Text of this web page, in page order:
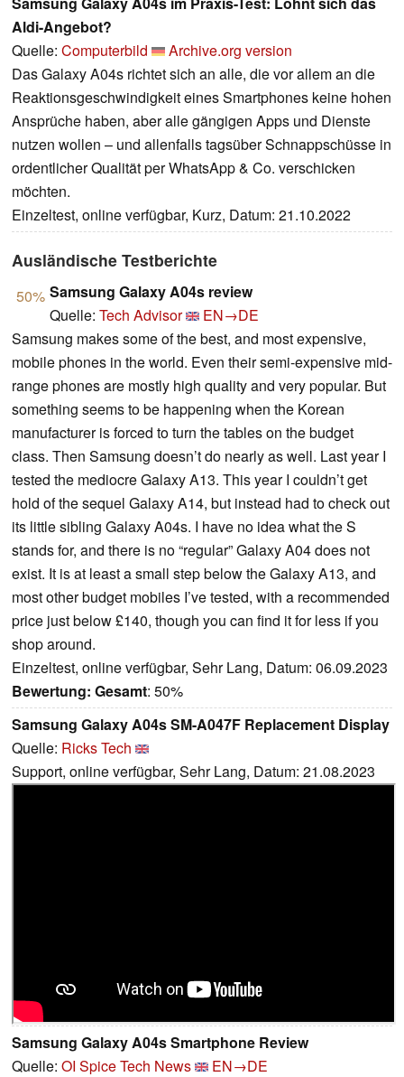
Aldi-Angebot?
Quelle: Computerbild
Archive.org version
Das Galaxy A04s richtet sich an alle, die vor allem an die
Reaktionsgeschwindigkeit eines Smartphones keine hohen
Ansprüche haben, aber alle gängigen Apps und Dienste
nutzen wollen – und allenfalls tagsüber Schnappschüsse in
ordentlicher Qualität per WhatsApp & Co. verschicken
möchten.
Einzeltest, online verfügbar, Kurz, Datum: 21.10.2022
Ausländische Testberichte
50% Samsung Galaxy A04s review
Quelle: Tech Advisor
EN→DE
Samsung makes some of the best, and most expensive,
mobile phones in the world. Even their semi-expensive mid-
range phones are mostly high quality and very popular. But
something seems to be happening when the Korean
manufacturer is forced to turn the tables on the budget
class. Then Samsung doesn’t do nearly as well. Last year I
tested the mediocre Galaxy A13. This year I couldn’t get
hold of the sequel Galaxy A14, but instead had to check out
its little sibling Galaxy A04s. I have no idea what the S
stands for, and there is no “regular” Galaxy A04 does not
exist. It is at least a small step below the Galaxy A13, and
most other budget mobiles I’ve tested, with a recommended
price just below £140, though you can find it for less if you
shop around.
Einzeltest, online verfügbar, Sehr Lang, Datum: 06.09.2023
Bewertung: Gesamt: 50%
Samsung Galaxy A04s SM-A047F Replacement Display
Quelle: Ricks Tech
Support, online verfügbar, Sehr Lang, Datum: 21.08.2023
Samsung Galaxy A04s Smartphone Review
Quelle: OI Spice Tech News
EN→DE